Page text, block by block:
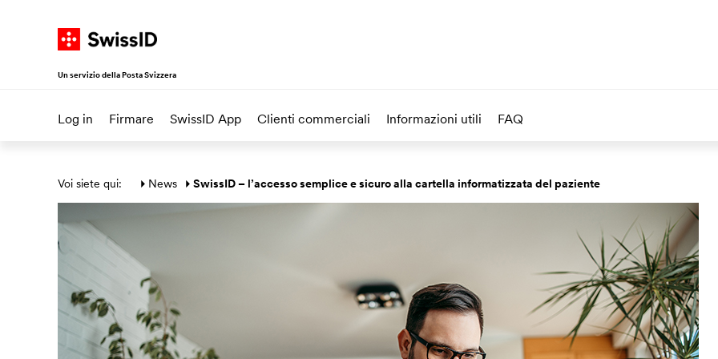
Navigate su SwissID
Un servizio della Posta Svizzera
Log in Firmare SwissID App Clienti commerciali Informazioni utili FAQ
Area principale
Voi siete qui: News SwissID – l’accesso semplice e sicuro alla cartella informatizzata del paziente